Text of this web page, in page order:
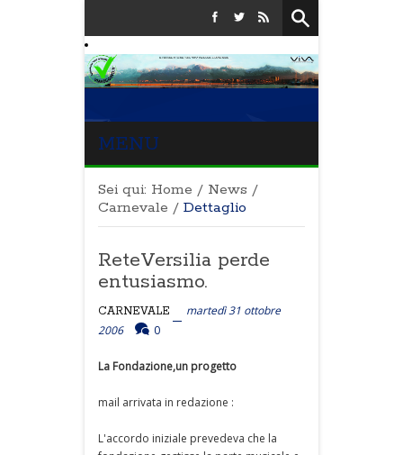
MENU
Sei qui: Home / News /
Carnevale / Dettaglio
ReteVersilia perde
entusiasmo.
CARNEVALE
martedì 31 ottobre
2006
0
La Fondazione,un progetto
mail arrivata in redazione :
L'accordo iniziale prevedeva che la